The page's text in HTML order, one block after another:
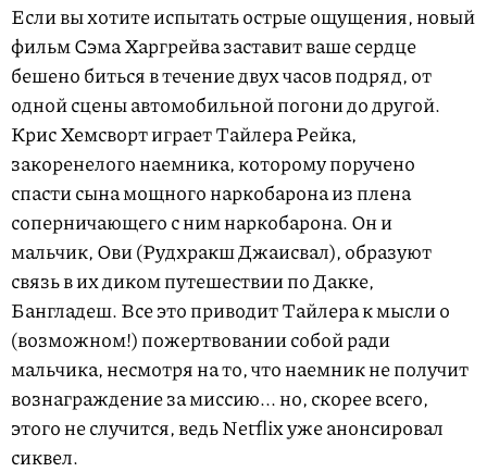
Если вы хотите испытать острые ощущения, новый
фильм Сэма Харгрейва заставит ваше сердце
бешено биться в течение двух часов подряд, от
одной сцены автомобильной погони до другой.
Крис Хемсворт играет Тайлера Рейка,
закоренелого наемника, которому поручено
спасти сына мощного наркобарона из плена
соперничающего с ним наркобарона. Он и
мальчик, Ови (Рудхракш Джаисвал), образуют
связь в их диком путешествии по Дакке,
Бангладеш. Все это приводит Тайлера к мысли о
(возможном!) пожертвовании собой ради
мальчика, несмотря на то, что наемник не получит
вознаграждение за миссию... но, скорее всего,
этого не случится, ведь Netflix уже анонсировал
сиквел.